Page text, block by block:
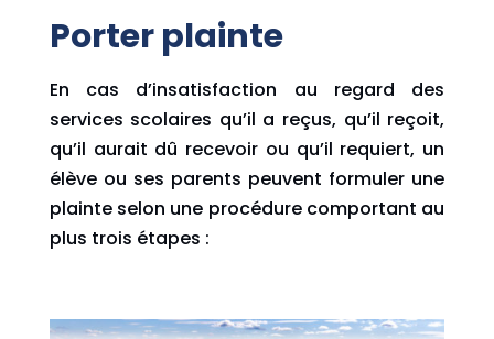
Porter plainte
En cas d’insatisfaction au regard des
services scolaires qu’il a reçus, qu’il reçoit,
qu’il aurait dû recevoir ou qu’il requiert, un
élève ou ses parents peuvent formuler une
plainte selon une procédure comportant au
plus trois étapes :